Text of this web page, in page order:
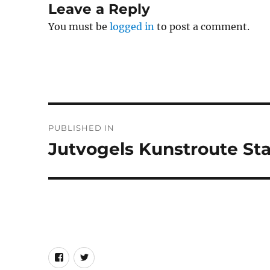
Leave a Reply
You must belogged in to post a comment.
navigation
PUBLISHED IN
Jutvogels Kunstroute
FacebookTwitter